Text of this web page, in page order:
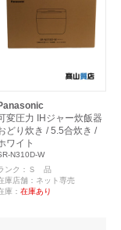
変圧力 IHジャー炊飯器
どり炊き / 5.5合炊き /
ワイト
N310D-W
ンク：Ｓ 品
庫店舗：ネット専売
庫： 在庫あり